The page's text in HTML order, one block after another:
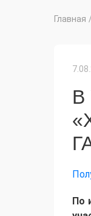
Главная /
В
По